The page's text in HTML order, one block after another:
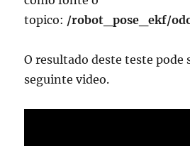
topico: /robot_pose_ekf/
O resultado deste teste pode
seguinte video.